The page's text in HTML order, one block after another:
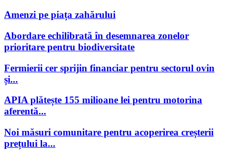
Amenzi pe piața zahărului
Abordare echilibrată în desemnarea zonelor
prioritare pentru biodiversitate
Fermierii cer sprijin financiar pentru sectorul ovin
și...
APIA plătește 155 milioane lei pentru motorina
aferentă...
Noi măsuri comunitare pentru acoperirea creșterii
prețului la...